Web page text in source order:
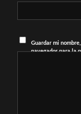
Guardar mi
navegador para la